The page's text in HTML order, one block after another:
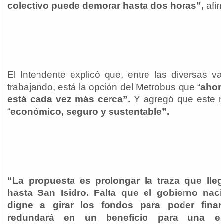
colectivo puede demorar hasta dos horas”,
El Intendente explicó que, entre las diversas
trabajando, está la opción del Metrobus que “
está cada vez más cerca”. Y agregó que este
“económico, seguro y sustentable”.
“La propuesta es prolongar la traza que
hasta San Isidro. Falta que el gobierno
digne a girar los fondos para poder
redundará en un beneficio para una